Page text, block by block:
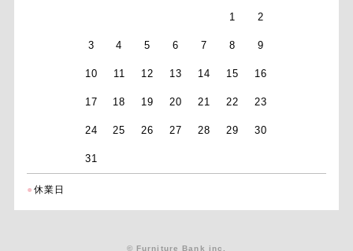
1 2
3 4 5 6 7 8 9
10 11 12 13 14 15 16
17 18 19 20 21 22 23
24 25 26 27 28 29 30
31
● 休業日
© Furniture Bank inc.